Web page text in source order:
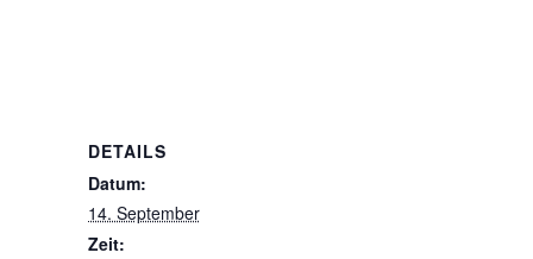
DETAILS
Datum:
14. September
Zeit: